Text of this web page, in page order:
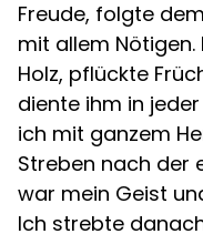
Freude, folgte
mit allem
Holz, pflückte
diente ihm in
ich mit ganzem
Streben nach der
war mein Geist
Ich strebte